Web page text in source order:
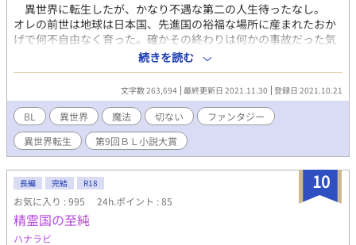
異世界に転生したが、かなり不遇な第二の人生待ったなし。
オレの前世は地球は日本国、先進国の裕福な場所に産まれたおか
げで何不自由なく育った。確かその終わりは何かの事故だった気
がするが、よく覚えていない。若くして死んだはずが……気付け
ばそこはビックリ、異世界だった。 第二生は前世とは正反対。
魔法というとんでもない歴史によって構築され、貧富の差がアホ
みたいに激しい世界。オレを産んだせいで母は体調を崩して亡く
なったらしくその後は孤児院にいたが、あまりに酷い暮らしに嫌
気がさして逃亡。スラムで前世では絶対やらなかったような悪さ
もしながら、なんとか生きていた。 そんな暮らしの終わりは、
とある富裕層らしき連中の騒ぎに関わってしまったこと。不敬罪
でとっ捕まらないために背を向けて逃げ出したオレに、彼はこう
叫んだ。 『待て、そこの下民っ！！ そうだ、そこの少し小綺麗
な黒い容姿の、お前だお前！』 金髪縦ロールにド派手な紫色の
服。装飾品をジャラジャラと身に付け、靴なんて全然汚れてない
し擦り減ってもいない。まさにお貴族様……そう、貴族やら王族
続きを読む
文字数 263,694 最終更新日 2021.11.30 登録日 2021.10.21
BL 異世界 魔法 切ない
ファンタジー
異世界転生
第9回ＢＬ小説大賞
10
長編 完結 R18
お気に入り : 995 24h.ポイント : 85
精霊国の至純
ハナラビ